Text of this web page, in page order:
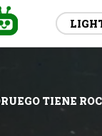
TIENE